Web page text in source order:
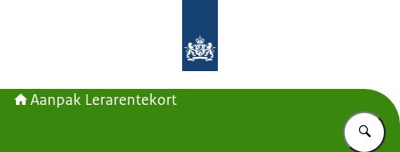
Aanpak Lerarentekort